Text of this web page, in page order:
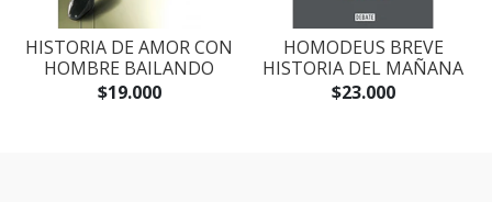
HISTORIA DE AMOR CON
HOMBRE BAILANDO
$19.000
HOMODEUS BREVE
HISTORIA DEL MAÑANA
$23.000